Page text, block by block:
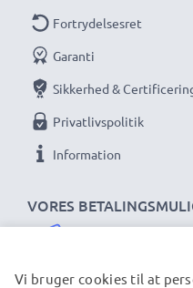
VORES
Fortrydelsesret
Garanti
Sikkerhed &
Privatlivspolitik
Information
Vi bruger cookies til at